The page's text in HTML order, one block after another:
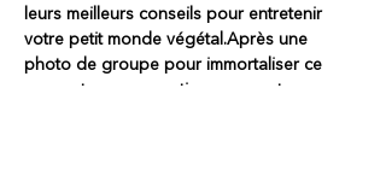
leurs meilleurs conseils pour entretenir
votre petit monde végétal.Après une
photo de groupe pour immortaliser ce
moment, vous repartirez avec votre